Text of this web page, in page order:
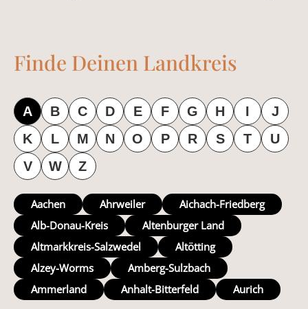
Finde Deinen Landkreis
A B C D E F G H I
J
K
L M N O P R S T
U
V
W Z
Aachen Ahrweiler
Aichach-Friedberg
Alb-Donau-Kreis
Altenburger Land
Altmarkkreis-Salzwedel
Altötting
Alzey-Worms
Amberg-Sulzbach
Ammerland
Anhalt-Bitterfeld Aurich